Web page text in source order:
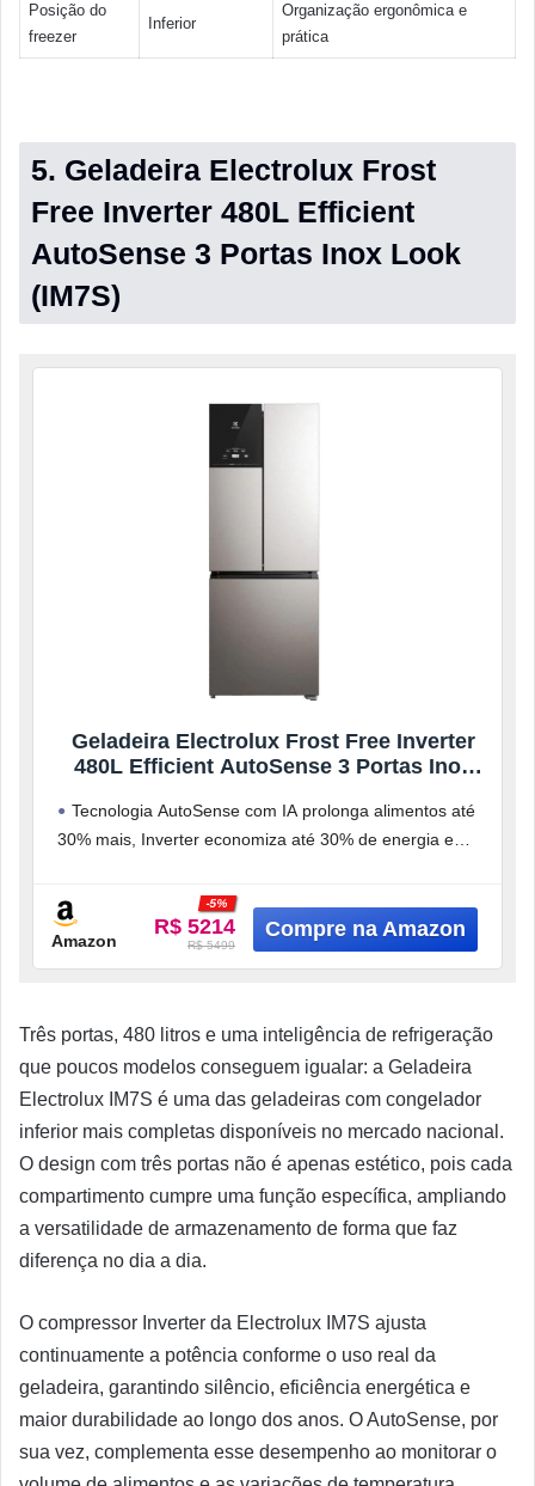
Posição do
freezer
Inferior
Organização ergonômica e
prática
5. Geladeira Electrolux Frost
Free Inverter 480L Efficient
AutoSense 3 Portas Inox Look
(IM7S)
Geladeira Electrolux Frost Free Inverter
480L Efficient AutoSense 3 Portas Inox
Tecnologia AutoSense com IA prolonga alimentos até
30% mais, Inverter economiza até 30% de energia e
Amazon
R$ 5214
-5%
R$ 5499
Três portas, 480 litros e uma inteligência de refrigeração
que poucos modelos conseguem igualar: a Geladeira
Electrolux IM7S é uma das geladeiras com congelador
inferior mais completas disponíveis no mercado nacional.
O design com três portas não é apenas estético, pois cada
compartimento cumpre uma função específica, ampliando
a versatilidade de armazenamento de forma que faz
diferença no dia a dia.
O compressor Inverter da Electrolux IM7S ajusta
continuamente a potência conforme o uso real da
geladeira, garantindo silêncio, eficiência energética e
maior durabilidade ao longo dos anos. O AutoSense, por
sua vez, complementa esse desempenho ao monitorar o